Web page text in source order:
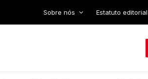
Sobre nós Estatuto editorial